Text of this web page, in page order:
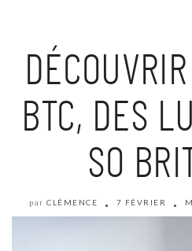
BTC, DES
SO
par CLÉMENCE 7 FÉVRIER